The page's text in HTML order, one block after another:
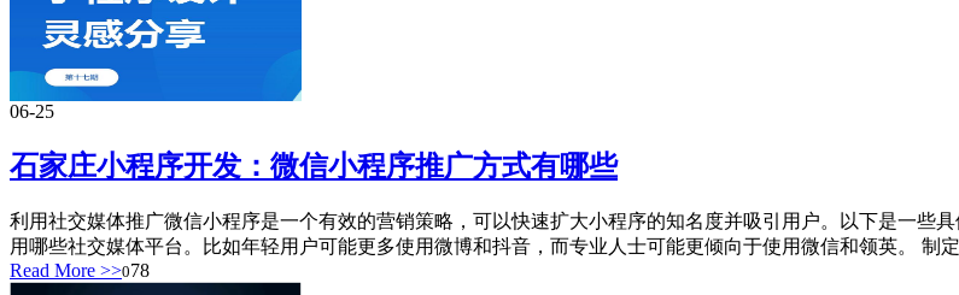
06-25
石家庄小程序开发：微信小程序推广方式有哪些
利用社交媒体推广微信小程序是一个有效的营销策略，可以快速扩大小程序的知名度并吸引用户。以下是一些
用哪些社交媒体平台。比如年轻用户可能更多使用微博和抖音，而专业人士可能更倾向于使用微信和领英。 制
Read More >>078